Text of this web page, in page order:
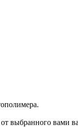
выбранного вами